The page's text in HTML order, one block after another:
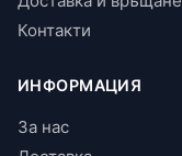
Контакти
ИНФОРМАЦИЯ
За нас